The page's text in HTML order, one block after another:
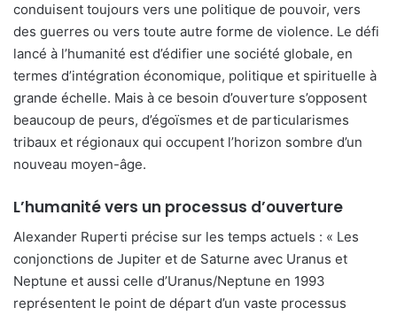
conduisent toujours vers une politique de pouvoir, vers
des guerres ou vers toute autre forme de violence. Le défi
lancé à l’humanité est d’édifier une société globale, en
termes d’intégration économique, politique et spirituelle à
grande échelle. Mais à ce besoin d’ouverture s’opposent
beaucoup de peurs, d’égoïsmes et de particularismes
tribaux et régionaux qui occupent l’horizon sombre d’un
nouveau moyen-âge.
L’humanité vers un processus d’ouverture
Alexander Ruperti précise sur les temps actuels : « Les
conjonctions de Jupiter et de Saturne avec Uranus et
Neptune et aussi celle d’Uranus/Neptune en 1993
représentent le point de départ d’un vaste processus